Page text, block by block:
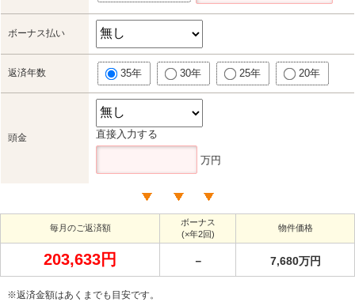
ボーナス払い
返済年数 35年 30年 25年 20年
頭金 直接入力する
万円
毎月のご返済額
ボーナス
(×年2回)
物件価格
203,633円 － 7,680万円
※返済金額はあくまでも目安です。